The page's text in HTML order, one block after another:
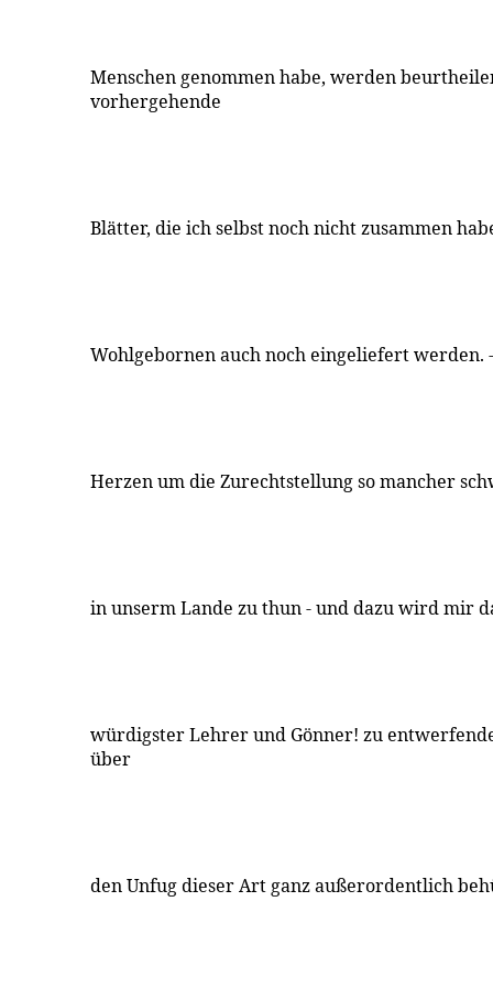
Menschen genommen habe, werden
vorhergehende
Blätter, die ich selbst noch nicht zusammen
Wohlgebornen auch noch eingeliefert werden.
Herzen um die Zurechtstellung so mancher
in unserm Lande zu thun - und dazu wird mir
würdigster Lehrer und Gönner! zu
über
den Unfug dieser Art ganz außerordentlich